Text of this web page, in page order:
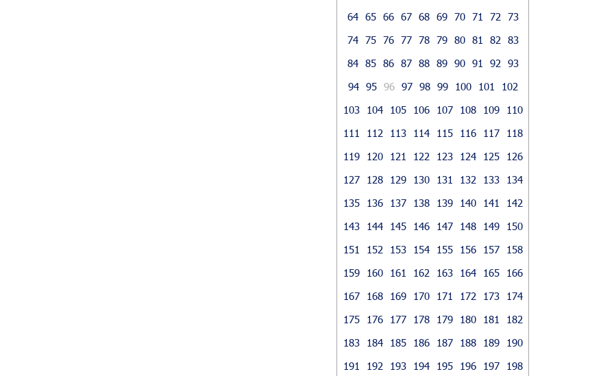
64 65 66 67 68 69 70 71 72
73
74 75 76 77 78 79 80 81 82
83
84 85 86 87 88 89 90 91 92
93
94 95 96 97 98 99 100 101
102
103
104 105 106 107 108 109
110
111
112 113 114 115 116 117
118
119
120 121 122 123 124 125
126
127
128 129 130 131 132 133
134
135
136 137 138 139 140 141
142
143
144 145 146 147 148 149
150
151
152 153 154 155 156 157
158
159
160 161 162 163 164 165
166
167
168 169 170 171 172 173
174
175
176 177 178 179 180 181
182
183
184 185 186 187 188 189
190
191
192 193 194 195 196 197
198